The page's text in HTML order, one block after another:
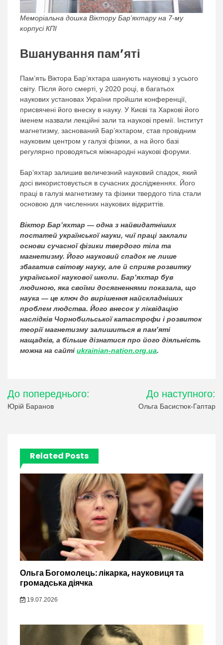
Меморіальна дошка Віктору Бар’яхтару на 7-му
корпусі КПІ
Вшанування пам’яті
Пам’ять Віктора Бар’яхтара шанують науковці з усього
світу. Після його смерті, у 2020 році, в багатьох
наукових установах України пройшли конференції,
присвячені його внеску в науку. У Києві та Харкові його
іменем назвали лекційні зали та наукові премії. Інститут
магнетизму, заснований Бар’яхтаром, став провідним
науковим центром у галузі фізики, а на його базі
регулярно проводяться міжнародні наукові форуми.
Бар’яхтар залишив величезний науковий спадок, який
досі використовується в сучасних дослідженнях. Його
праці в галузі магнетизму та фізики твердого тіла стали
основою для численних наукових відкриттів.
Віктор Бар’яхтар — одна з найвидатніших
постатей української науки, чиї праці заклали
основи сучасної фізики твердого тіла та
магнетизму. Його науковий спадок не лише
збагатив світову науку, але й сприяв розвитку
української наукової школи. Бар’яхтар був
людиною, яка своїми досягненнями показала, що
наука — це ключ до вирішення найскладніших
проблем людства. Його внесок у ліквідацію
наслідків Чорнобильської катастрофи і розвиток
теорії магнетизму залишиться в пам’яті
нащадків, а більше дізнатися про його діяльність
можна на сайті ukrainian-nation.org.ua.
Навігація
записів
До попереднього:
Юрій Баранов
До наступного:
Ольга Басистюк-Гаптар
Related Posts
Ольга Богомолець: лікарка, науковиця та
громадська діячка
19.07.2026